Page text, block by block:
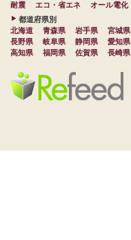
耐震
エコ・省エネ オール電化
都道府県別
北海道
青森県 岩手県 宮城県
長野県
岐阜県 静岡県 愛知県
高知県
福岡県 佐賀県 長崎県